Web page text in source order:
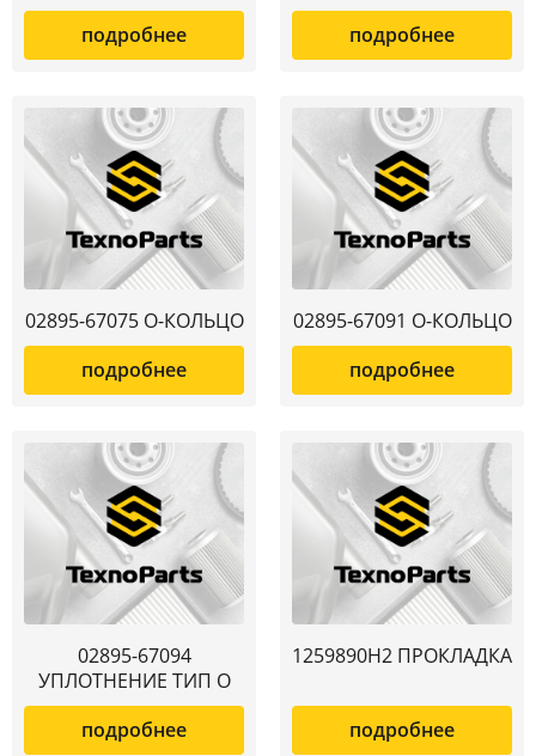
подробнее
подробнее
02895-67075 О-КОЛЬЦО
подробнее
02895-67091 О-КОЛЬЦО
подробнее
02895-67094
УПЛОТНЕНИЕ ТИП О
подробнее
1259890H2 ПРОКЛАДКА
подробнее